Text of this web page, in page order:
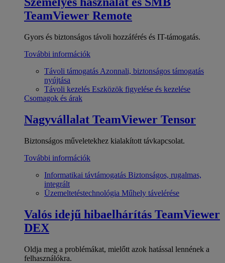
TeamViewer Remote
Gyors és biztonságos távoli hozzáférés és IT-támogatás.
További információk
Távoli támogatás Azonnali, biztonságos támogatás
nyújtása
Távoli kezelés Eszközök figyelése és kezelése
Csomagok és árak
Nagyvállalat TeamViewer Tensor
Biztonságos műveletekhez kialakított távkapcsolat.
További információk
Informatikai távtámogatás Biztonságos, rugalmas,
integrált
Üzemeltetéstechnológia Műhely távelérése
Valós idejű hibaelhárítás TeamViewer
DEX
Oldja meg a problémákat, mielőtt azok hatással lennének a
felhasználókra.